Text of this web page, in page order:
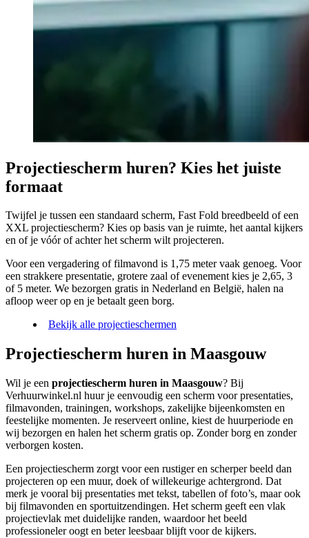
Projectiescherm huren? Kies het juiste
formaat
Twijfel je tussen een standaard scherm, Fast Fold breedbeeld of een
XXL projectiescherm? Kies op basis van je ruimte, het aantal kijkers
en of je vóór of achter het scherm wilt projecteren.
Voor een vergadering of filmavond is 1,75 meter vaak genoeg. Voor
een strakkere presentatie, grotere zaal of evenement kies je 2,65, 3
of 5 meter. We bezorgen gratis in Nederland en België, halen na
afloop weer op en je betaalt geen borg.
Bekijk alle projectieschermen
Projectiescherm huren in Maasgouw
Wil je een projectiescherm huren in Maasgouw? Bij
Verhuurwinkel.nl huur je eenvoudig een scherm voor presentaties,
filmavonden, trainingen, workshops, zakelijke bijeenkomsten en
feestelijke momenten. Je reserveert online, kiest de huurperiode en
wij bezorgen en halen het scherm gratis op. Zonder borg en zonder
verborgen kosten.
Een projectiescherm zorgt voor een rustiger en scherper beeld dan
projecteren op een muur, doek of willekeurige achtergrond. Dat
merk je vooral bij presentaties met tekst, tabellen of foto’s, maar ook
bij filmavonden en sportuitzendingen. Het scherm geeft een vlak
projectievlak met duidelijke randen, waardoor het beeld
professioneler oogt en beter leesbaar blijft voor de kijkers.